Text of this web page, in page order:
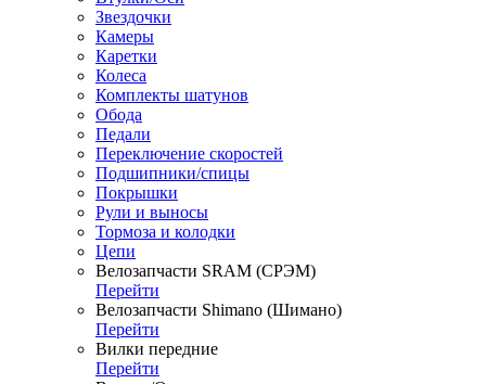
Звездочки
Камеры
Каретки
Колеса
Комплекты шатунов
Обода
Педали
Переключение скоростей
Подшипники/спицы
Покрышки
Рули и выносы
Тормоза и колодки
Цепи
Велозапчасти SRAM (СРЭМ)
Перейти
Велозапчасти Shimano (Шимано)
Перейти
Вилки передние
Перейти